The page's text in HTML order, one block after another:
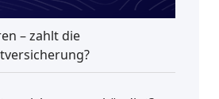
– zahlt die